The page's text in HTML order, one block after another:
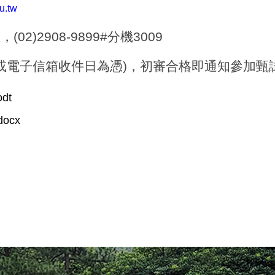
(02)2908-9899#分機3009
子信箱收件日為憑)，初審合格即通知參加甄